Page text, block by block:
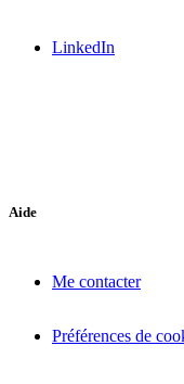
LinkedIn
Aide
Me contacter
Préférences de